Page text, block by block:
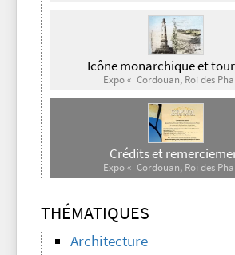
Icône monarchique et
Expo « Cordouan, Roi des
Crédits et
Expo « Cordouan, Roi des
THÉMATIQUES
Architecture